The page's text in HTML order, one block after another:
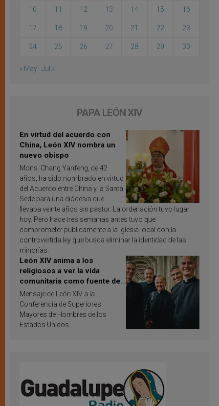
10 11 12 13 14 15 16
17 18 19 20 21 22 23
24 25 26 27 28 29 30
« May Jul »
PAPA LEÓN XIV
En virtud del acuerdo con
China, León XIV nombra un
nuevo obispo
Mons. Chang Yanfeng, de 42
años, ha sido nombrado en virtud
del Acuerdo entre China y la Santa
Sede para una diócesis que
llevaba veinte años sin pastor. La ordenación tuvo lugar
hoy. Pero hace tres semanas antes tuvo que
comprometer públicamente a la Iglesia local con la
controvertida ley que busca eliminar la identidad de las
minorías.
León XIV anima a los
religiosos a ver la vida
comunitaria como fuente de
inspiración y santificación
Mensaje de León XIV a la
Conferencia de Superiores
Mayores de Hombres de los
Estados Unidos